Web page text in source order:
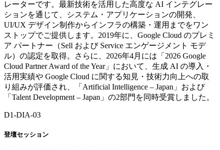
レーターです。最新技術を活用した高度な AI インテグレー
ションを通じて、システム・アプリケーションの開発、
UI/UX デザイン制作からインフラの構築・運用までをワン
ストップでご提供します。2019年に、Google Cloud のプレミ
ア パートナー（Sell および Service エンゲージメント モデ
ル）の認定を取得。さらに、2026年4月には「2026 Google
Cloud Partner Award of the Year」において、生成 AI の導入・
活用実績や Google Cloud に関する知見・技術力向上への取
り組みが評価され、「Artificial Intelligence – Japan」および
「Talent Development – Japan」の2部門を同時受賞しました。
D1-DIA-03
登壇セッション